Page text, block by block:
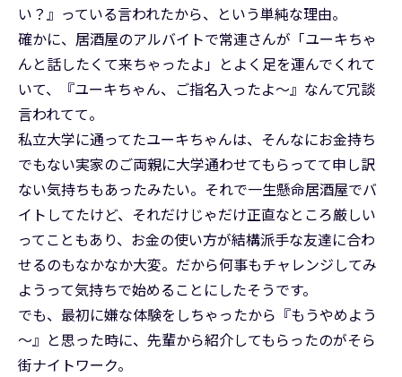
い？』っている言われたから、という単純な理由。
確かに、居酒屋のアルバイトで常連さんが「ユーキちゃ
んと話したくて来ちゃったよ」とよく足を運んでくれて
いて、『ユーキちゃん、ご指名入ったよ～』なんて冗談
言われてて。
私立大学に通ってたユーキちゃんは、そんなにお金持ち
でもない実家のご両親に大学通わせてもらってて申し訳
ない気持ちもあったみたい。それで一生懸命居酒屋でバ
イトしてたけど、それだけじゃだけ正直なところ厳しい
ってこともあり、お金の使い方が結構派手な友達に合わ
せるのもなかなか大変。だから何事もチャレンジしてみ
ようって気持ちで始めることにしたそうです。
でも、最初に嫌な体験をしちゃったから『もうやめよう
～』と思った時に、先輩から紹介してもらったのがそら
街ナイトワーク。